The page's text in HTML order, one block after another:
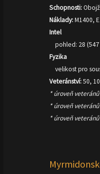
Schopnosti:
Náklady:M1400,
Intel
pohled: 28 (547
Fyzika
velikost pro
Veteránství:50,
* úroveň
* úroveň
* úroveň